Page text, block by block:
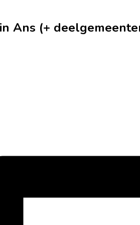
Ans (+